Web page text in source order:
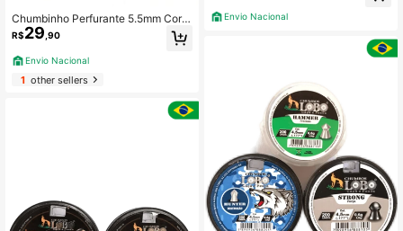
Chumbinho Perfurante 5.5mm Corv
o Zeus 125un 1,22g 18,82 grains Po
ntiagudo Diabolo
R$29 ,90
Envio Nacional
1other sellers
Envio Nacional